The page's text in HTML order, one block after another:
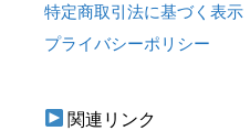
特定商取引法に基づく表示
プライバシーポリシー
関連リンク